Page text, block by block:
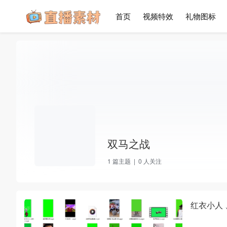
首页 视频特效 礼物图标
双马之战
1 篇主题 | 0 人关注
红衣小人